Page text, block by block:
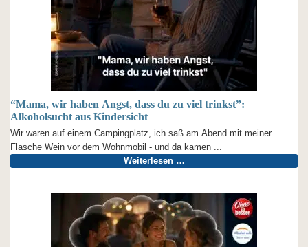
“Mama, wir haben Angst, dass du zu viel trinkst”:
Alkoholsucht aus Kindersicht
Wir waren auf einem Campingplatz, ich saß am Abend mit meiner
Flasche Wein vor dem Wohnmobil - und da kamen ...
Weiterlesen …